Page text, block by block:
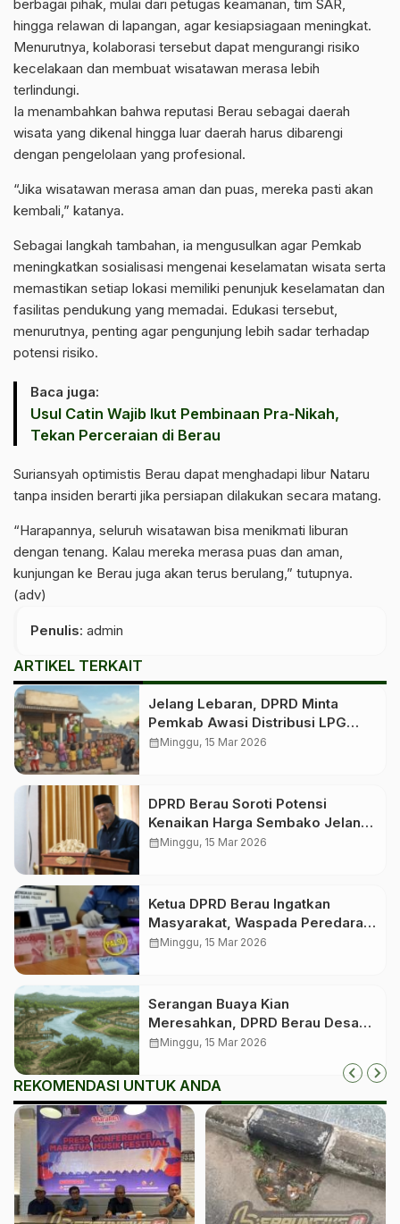
berbagai pihak, mulai dari petugas keamanan, tim SAR,
hingga relawan di lapangan, agar kesiapsiagaan meningkat.
Menurutnya, kolaborasi tersebut dapat mengurangi risiko
kecelakaan dan membuat wisatawan merasa lebih
terlindungi.
Ia menambahkan bahwa reputasi Berau sebagai daerah
wisata yang dikenal hingga luar daerah harus dibarengi
dengan pengelolaan yang profesional.
“Jika wisatawan merasa aman dan puas, mereka pasti akan
kembali,” katanya.
Sebagai langkah tambahan, ia mengusulkan agar Pemkab
meningkatkan sosialisasi mengenai keselamatan wisata serta
memastikan setiap lokasi memiliki penunjuk keselamatan dan
fasilitas pendukung yang memadai. Edukasi tersebut,
menurutnya, penting agar pengunjung lebih sadar terhadap
potensi risiko.
Baca juga:
Usul Catin Wajib Ikut Pembinaan Pra-Nikah,
Tekan Perceraian di Berau
Suriansyah optimistis Berau dapat menghadapi libur Nataru
tanpa insiden berarti jika persiapan dilakukan secara matang.
“Harapannya, seluruh wisatawan bisa menikmati liburan
dengan tenang. Kalau mereka merasa puas dan aman,
kunjungan ke Berau juga akan terus berulang,” tutupnya.
(adv)
Penulis: admin
ARTIKEL TERKAIT
Jelang Lebaran, DPRD Minta
Pemkab Awasi Distribusi LPG
Bersubsidi
calendar_monthMinggu, 15 Mar 2026
DPRD Berau Soroti Potensi
Kenaikan Harga Sembako Jelang
Idulfitri
calendar_monthMinggu, 15 Mar 2026
Ketua DPRD Berau Ingatkan
Masyarakat, Waspada Peredaran
Uang Palsu Jelang Lebaran
calendar_monthMinggu, 15 Mar 2026
Serangan Buaya Kian
Meresahkan, DPRD Berau Desak
Pemerintah Segera Bangun
calendar_monthMinggu, 15 Mar 2026
REKOMENDASI UNTUK ANDA